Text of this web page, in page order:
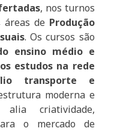
, nos turnos
de Produção
. Os cursos são
ensino médio e
estudos na rede
transporte e
moderna e
alia criatividade,
o mercado de